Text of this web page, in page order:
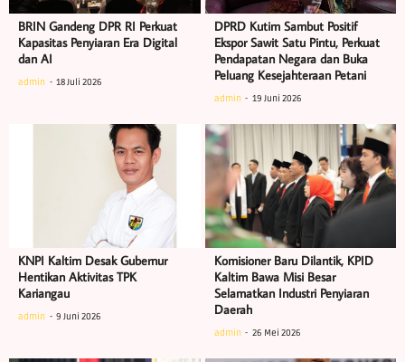
BRIN Gandeng DPR RI Perkuat
Kapasitas Penyiaran Era Digital
dan AI
admin 18 Juli 2026
DPRD Kutim Sambut Positif
Ekspor Sawit Satu Pintu, Perkuat
Pendapatan Negara dan Buka
Peluang Kesejahteraan Petani
admin 19 Juni 2026
KNPI Kaltim Desak Gubernur
Hentikan Aktivitas TPK
Kariangau
admin 9 Juni 2026
Komisioner Baru Dilantik, KPID
Kaltim Bawa Misi Besar
Selamatkan Industri Penyiaran
Daerah
admin 26 Mei 2026